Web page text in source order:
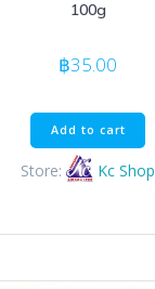
100g
฿35.00
Add to cart
Store: Kc Shop